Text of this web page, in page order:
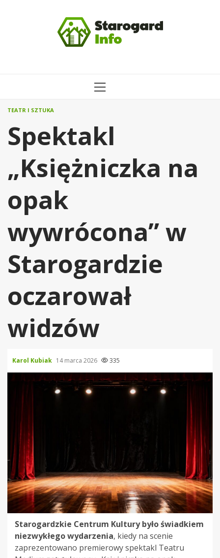
MENU
TEATR I SZTUKA
Spektakl
„Księżniczka na
opak
wywrócona” w
Starogardzie
oczarował
widzów
Karol Kubiak 14 marca 2026 335
Starogardzkie Centrum Kultury było świadkiem
niezwykłego wydarzenia, kiedy na scenie
zaprezentowano premierowy spektakl Teatru